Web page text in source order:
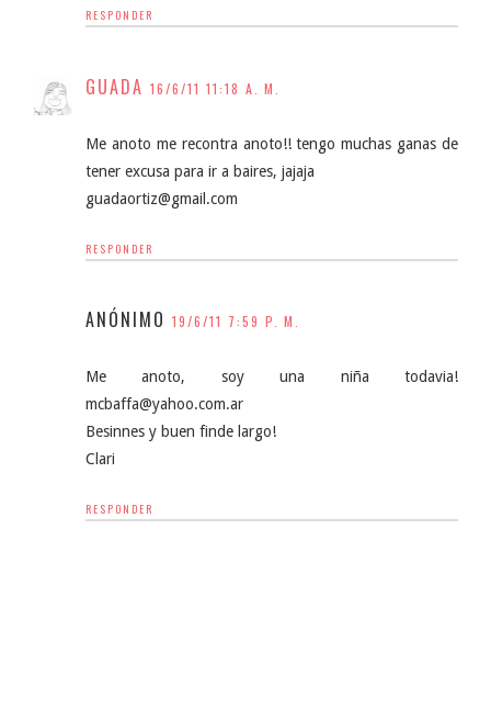
RESPONDER
GUADA 16/6/11 11:18 A. M.
Me anoto me recontra anoto!! tengo muchas ganas de
tener excusa para ir a baires, jajaja
guadaortiz@gmail.com
RESPONDER
ANÓNIMO 19/6/11 7:59 P. M.
Me anoto, soy una niña todavia!
mcbaffa@yahoo.com.ar
Besinnes y buen finde largo!
Clari
RESPONDER